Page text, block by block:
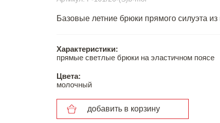
Базовые летние брюки прямого силуэта
Характеристики:
прямые светлые брюки на эластичном поясе
Цвета:
молочный
добавить в корзину